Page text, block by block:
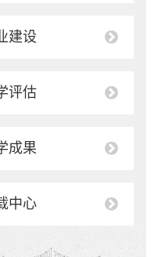
建设
评估
成果
中心